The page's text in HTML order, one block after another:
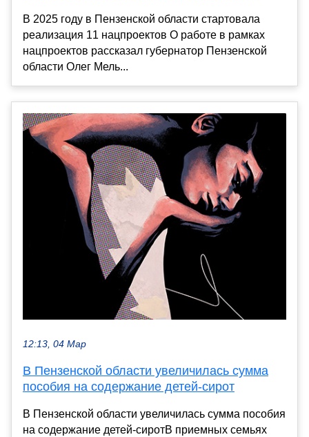
В 2025 году в Пензенской области стартовала
реализация 11 нацпроектов О работе в рамках
нацпроектов рассказал губернатор Пензенской
области Олег Мель...
12:13, 04 Мар
В Пензенской области увеличилась сумма
пособия на содержание детей-сирот
В Пензенской области увеличилась сумма пособия
на содержание детей-сиротВ приемных семьях